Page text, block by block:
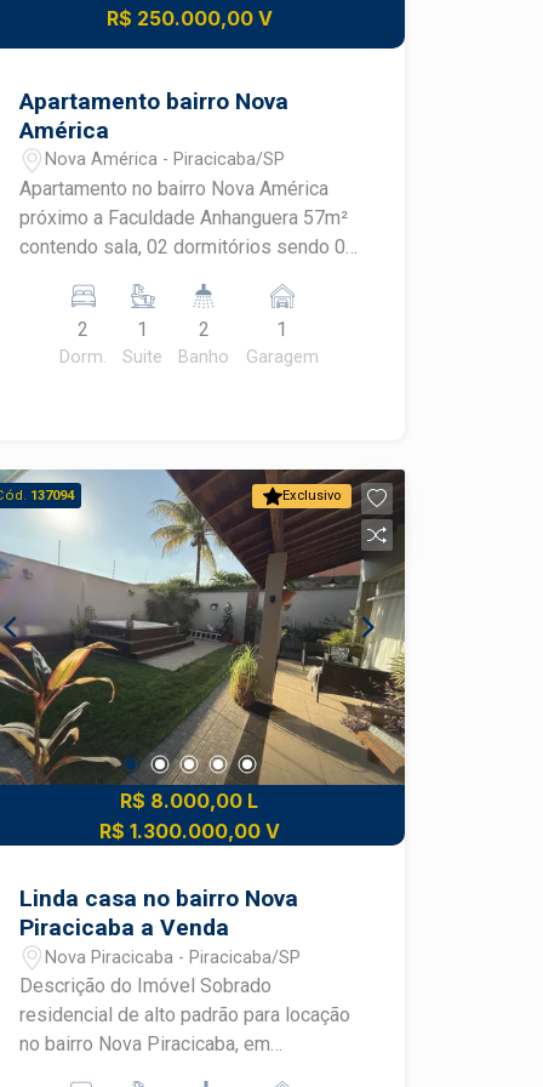
R$ 250.000,00 V
Apartamento bairro Nova
América
Nova América - Piracicaba/SP
Apartamento no bairro Nova América
próximo a Faculdade Anhanguera 57m²
contendo sala, 02 dormitórios sendo 01
box Área de serviço. 01 vaga de
garagem. Condomínio oferece
playground, espaço com churrasqueira
2
Dorm.
1
Suite
2
Banho
1
Garagem
Exclusivo
137094
R$ 8.000,00 L
R$ 1.300.000,00 V
Linda casa no bairro Nova
Piracicaba a Venda
Nova Piracicaba - Piracicaba/SP
Descrição do Imóvel Sobrado
residencial de alto padrão para locação
no bairro Nova Piracicaba, em